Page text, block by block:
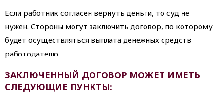
Если работник согласен вернуть деньги, то суд не
нужен. Стороны могут заключить договор, по которому
будет осуществляться выплата денежных средств
работодателю.
ЗАКЛЮЧЕННЫЙ ДОГОВОР МОЖЕТ ИМЕТЬ
СЛЕДУЮЩИЕ ПУНКТЫ: